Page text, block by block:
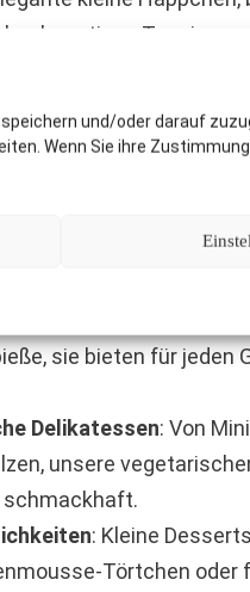
und/oder darauf
Wenn Sie ihre
Toppings
oder frisch
: Diese kleinen Burger
an frischen Zutaten.
sie bieten für jeden
Delikatessen: Von
unsere
schmackhaft.
: Kleine
Törtchen oder